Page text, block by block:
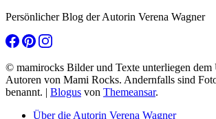
Persönlicher Blog der Autorin Verena Wagner
© mamirocks Bilder und Texte unterliegen dem
Autoren von Mami Rocks. Andernfalls sind
benannt. | Blogus von Themeansar.
Über die Autorin Verena Wagner